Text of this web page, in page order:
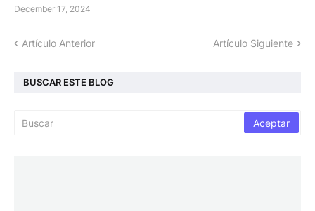
December 17, 2024
Artículo Anterior Artículo Siguiente
BUSCAR ESTE BLOG